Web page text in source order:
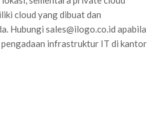
cloud yang dibuat dan
Hubungi sales@ilogo.co.id apabila
pengadaan infrastruktur IT di kantor